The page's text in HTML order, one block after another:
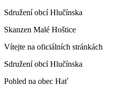
Sdružení obcí Hlučínska
Skanzen Malé Hoštice
Vítejte na oficiálních stránkách
Sdružení obcí Hlučínska
Pohled na obec Hať